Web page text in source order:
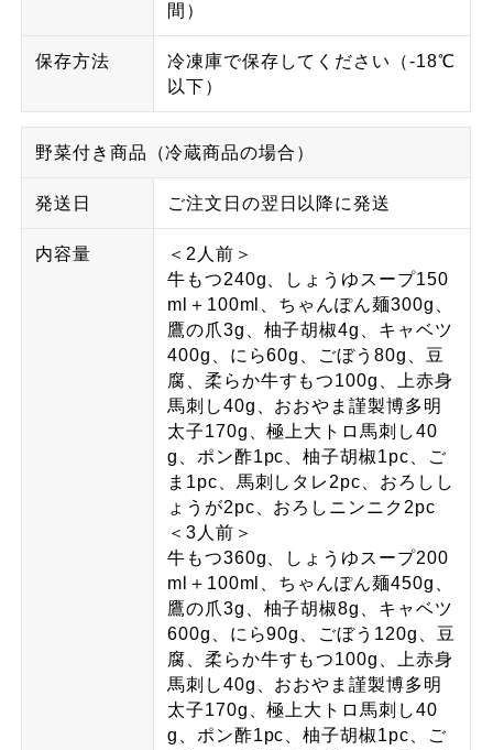
間）
保存方法
冷凍庫で保存してください（-18℃
以下）
野菜付き商品（冷蔵商品の場合）
発送日 ご注文日の翌日以降に発送
内容量
＜2人前＞
牛もつ240g、しょうゆスープ150
ml＋100ml、ちゃんぽん麺300g、
鷹の爪3g、柚子胡椒4g、キャベツ
400g、にら60g、ごぼう80g、豆
腐、柔らか牛すもつ100g、上赤身
馬刺し40g、おおやま謹製博多明
太子170g、極上大トロ馬刺し40
g、ポン酢1pc、柚子胡椒1pc、ご
ま1pc、馬刺しタレ2pc、おろしし
ょうが2pc、おろしニンニク2pc
＜3人前＞
牛もつ360g、しょうゆスープ200
ml＋100ml、ちゃんぽん麺450g、
鷹の爪3g、柚子胡椒8g、キャベツ
600g、にら90g、ごぼう120g、豆
腐、柔らか牛すもつ100g、上赤身
馬刺し40g、おおやま謹製博多明
太子170g、極上大トロ馬刺し40
g、ポン酢1pc、柚子胡椒1pc、ご